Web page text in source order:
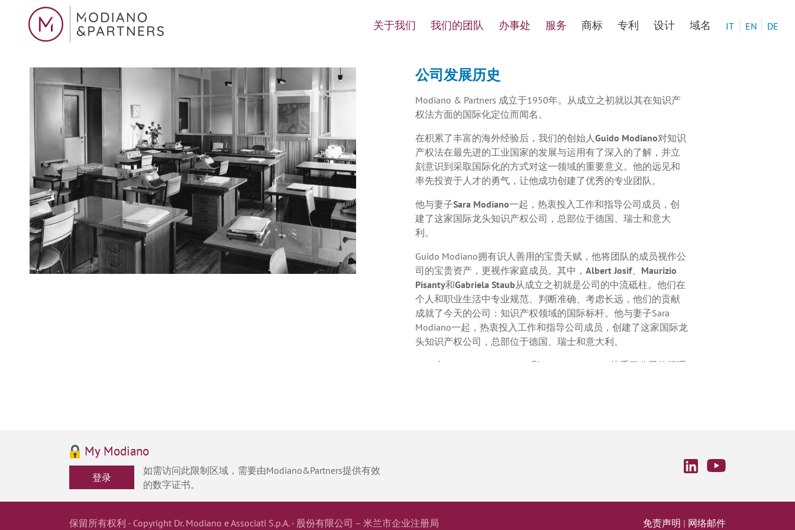
关于我们 我们的团队 办事处 服务 商标 专利 设计 域名 IT EN DE
公司发展历史
Modiano & Partners 成立于1950年。从成立之初就以其在知识产
权法方面的国际化定位而闻名。
在积累了丰富的海外经验后，我们的创始人Guido Modiano对知识
产权法在最先进的工业国家的发展与运用有了深入的了解，并立
刻意识到采取国际化的方式对这一领域的重要意义。他的远见和
率先投资于人才的勇气，让他成功创建了优秀的专业团队。
他与妻子Sara Modiano一起，热衷投入工作和指导公司成员，创
建了这家国际龙头知识产权公司，总部位于德国、瑞士和意大
利。
Guido Modiano拥有识人善用的宝贵天赋，他将团队的成员视作公
司的宝贵资产，更视作家庭成员。其中， Albert Josif、 Maurizio
Pisanty和Gabriela Staub从成立之初就是公司的中流砥柱。他们在
个人和职业生活中专业规范、判断准确、考虑长远，他们的贡献
成就了今天的公司：知识产权领域的国际标杆。他与妻子Sara
Modiano一起，热衷投入工作和指导公司成员，创建了这家国际龙
头知识产权公司，总部位于德国、瑞士和意大利。
2005年，
和
接手了公司的管理
My Modiano
登录
如需访问此限制区域，需要由Modiano&Partners提供有效
的数字证书。
保留所有权利 - Copyright Dr. Modiano e Associati S.p.A. - 股份有限公司 – 米兰市企业注册局 免责声明 | 网络邮件